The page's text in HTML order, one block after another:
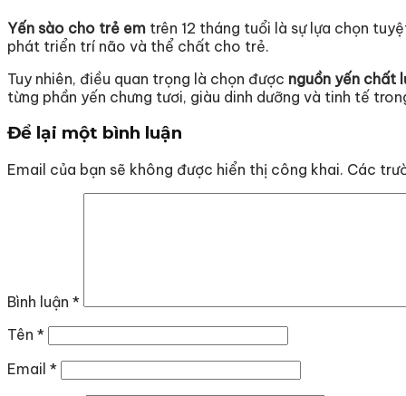
Yến sào cho trẻ em trên 12 tháng tuổi là sự lựa chọn
phát triển trí não và thể chất cho trẻ.
Tuy nhiên, điều quan trọng là chọn được nguồn yến chất
từng phần yến chưng tươi, giàu dinh dưỡng và tinh tế
Để lại một bình luận
Email của bạn sẽ không được hiển thị công khai. Các
Bình luận *
Tên *
Email *